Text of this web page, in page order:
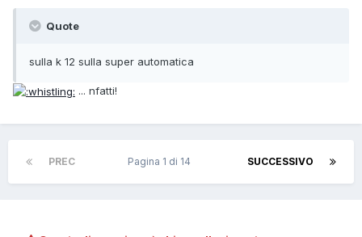
Quote
sulla k 12 sulla super automatica
... nfatti!
PREC SUCCESSIVO
Pagina 1 di 14